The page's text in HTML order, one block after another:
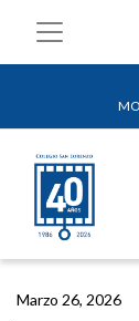
Marzo 26, 2026